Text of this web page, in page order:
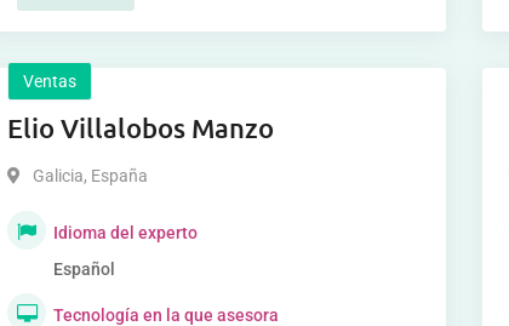
Ventas
Elio Villalobos Manzo
Galicia, España
Idioma del experto
Español
Tecnología en la que asesora